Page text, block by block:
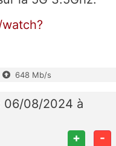
648 Mb/s
06/08/2024 à
+ -